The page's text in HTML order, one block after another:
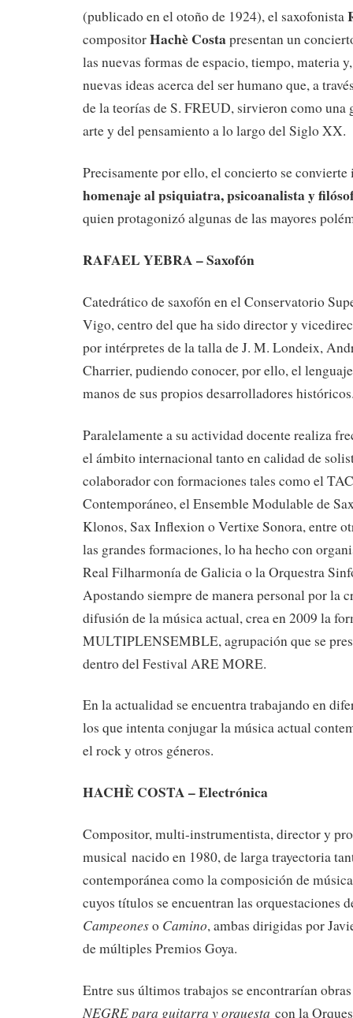
(publicado en el otoño de 1924), el saxofonista
compositorHachè Costapresentan un
las nuevas formas de espacio, tiempo, materia
nuevas ideas acerca del ser humano que, a
de la teorías de S. FREUD, sirvieron como una
arte y del pensamiento a lo largo del Siglo XX.
Precisamente por ello, el concierto se convierte
homenaje al psiquiatra, psicoanalista y
quien protagonizó algunas de las mayores
RAFAEL YEBRA – Saxofón
Catedrático de saxofón en el Conservatorio
Vigo, centro del que ha sido director y
por intérpretes de la talla de J. M. Londeix,
Charrier, pudiendo conocer, por ello, el
manos de sus propios desarrolladores
Paralelamente a su actividad docente realiza
el ámbito internacional tanto en calidad de
colaborador con formaciones tales como el
Contemporáneo, el Ensemble Modulable de
Klonos, Sax Inflexion o Vertixe Sonora, entre
las grandes formaciones, lo ha hecho con
Real Filharmonía de Galicia o la Orquestra
Apostando siempre de manera personal por la
difusión de la música actual, crea en 2009 la
MULTIPLENSEMBLE, agrupación que se
dentro del Festival ARE MORE.
En la actualidad se encuentra trabajando en
los que intenta conjugar la música actual
el rock y otros géneros.
HACHÈ COSTA – Electrónica
Compositor, multi-instrumentista, director y
musical nacido en 1980, de larga trayectoria
contemporánea como la composición de
cuyos títulos se encuentran las orquestaciones
Campeoneso Camino, ambas dirigidas por
de múltiples Premios Goya.
Entre sus últimos trabajos se encontrarían
NEGRE para guitarra y orquesta con la